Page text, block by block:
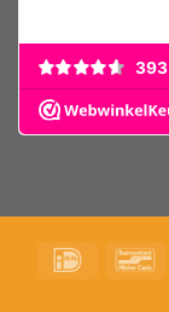
IDeal